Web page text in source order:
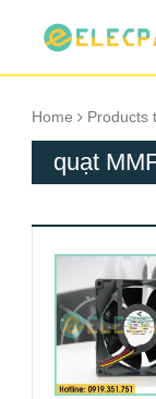
Home Products
quạt